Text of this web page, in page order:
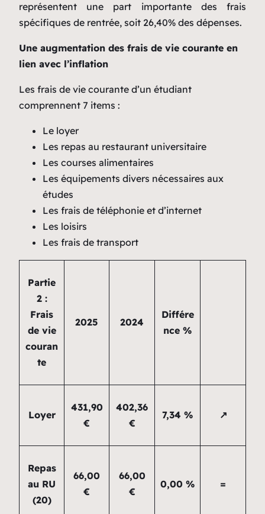
représentent une part importante des frais
spécifiques de rentrée, soit 26,40% des dépenses.
Une augmentation des frais de vie courante en
lien avec l’inflation
Les frais de vie courante d’un étudiant
comprennent 7 items :
Le loyer
Les repas au restaurant universitaire
Les courses alimentaires
Les équipements divers nécessaires aux
études
Les frais de téléphonie et d’internet
Les loisirs
Les frais de transport
Partie
2 :
Frais
de vie
couran
te
2025 2024
Différe
nce %
Loyer
431,90
€
402,36
€
7,34 % ↗
Repas
au RU
(20)
66,00
€
66,00
€
0,00 % =